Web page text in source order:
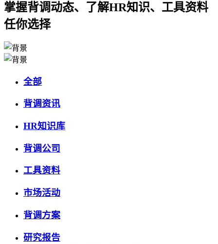
掌握背调动态、了解HR知识、工具资料
任你选择
全部
背调资讯
HR知识库
背调公司
工具资料
市场活动
背调方案
研究报告